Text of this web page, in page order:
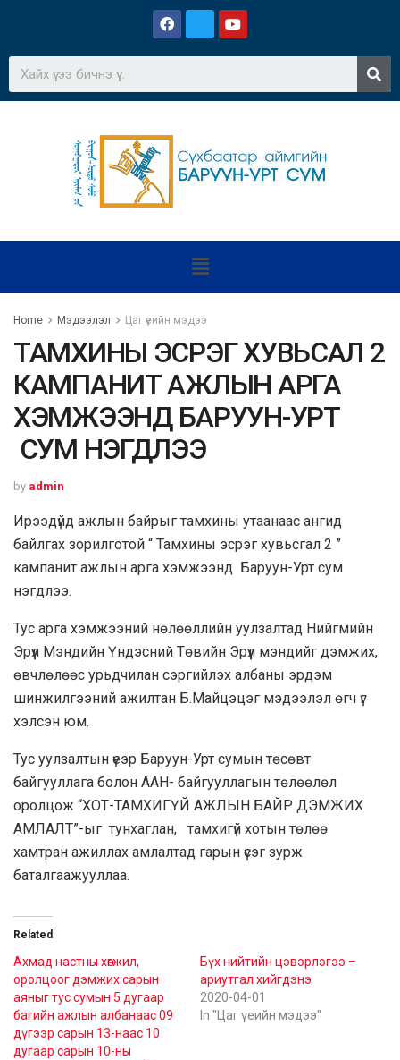
Home Мэдээлэл Цаг үеийн мэдээ
ТАМХИНЫ ЭСРЭГ ХУВЬСАЛ 2
КАМПАНИТ АЖЛЫН АРГА
ХЭМЖЭЭНД БАРУУН-УРТ
СУМ НЭГДЛЭЭ
by admin
Ирээдүйд ажлын байрыг тамхины утаанаас ангид
байлгах зорилготой “ Тамхины эсрэг хувьсгал 2 ”
кампанит ажлын арга хэмжээнд Баруун-Урт сум
нэгдлээ.
Тус арга хэмжээний нөлөөллийн уулзалтад Нийгмийн
Эрүүл Мэндийн Үндэсний Төвийн Эрүүл мэндийг дэмжих,
өвчлөлөөс урьдчилан сэргийлэх албаны эрдэм
шинжилгээний ажилтан Б.Майцэцэг мэдээлэл өгч үг
хэлсэн юм.
Тус уулзалтын үеэр Баруун-Урт сумын төсөвт
байгууллага болон ААН- байгууллагын төлөөлөл
оролцож “ХОТ-ТАМХИГҮЙ АЖЛЫН БАЙР ДЭМЖИХ
АМЛАЛТ”-ыг тунхаглан, тамхигүй хотын төлөө
хамтран ажиллах амлалтад гарын үсэг зурж
баталгаажууллаа.
Related
Ахмад настны хөгжил,
оролцоог дэмжих сарын
аяныг тус сумын 5 дугаар
багийн ажлын албанаас 09
дүгээр сарын 13-наас 10
дугаар сарын 10-ны
Бүх нийтийн цэвэрлэгээ –
ариутгал хийгдэнэ
2020-04-01
In "Цаг үеийн мэдээ"